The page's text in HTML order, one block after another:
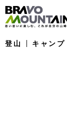
登山 キャンプ